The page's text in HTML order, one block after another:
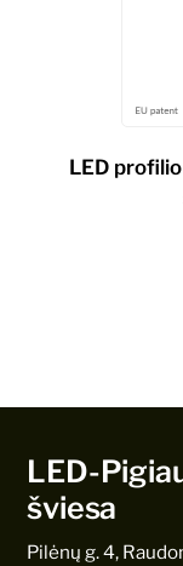
LED
LED-
šviesa
Pilėnų g. 4,